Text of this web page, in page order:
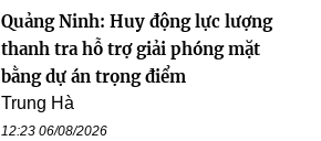
Quảng Ninh: Huy động lực lượng
thanh tra hỗ trợ giải phóng mặt
bằng dự án trọng điểm
Trung Hà
12:23 06/08/2026